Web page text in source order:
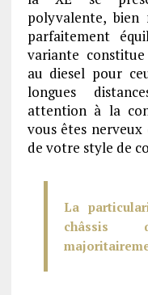
polyvalente, bien
parfaitement
variante
au diesel pour
longues
attention à la
vous êtes
de votre style de
La
châssis